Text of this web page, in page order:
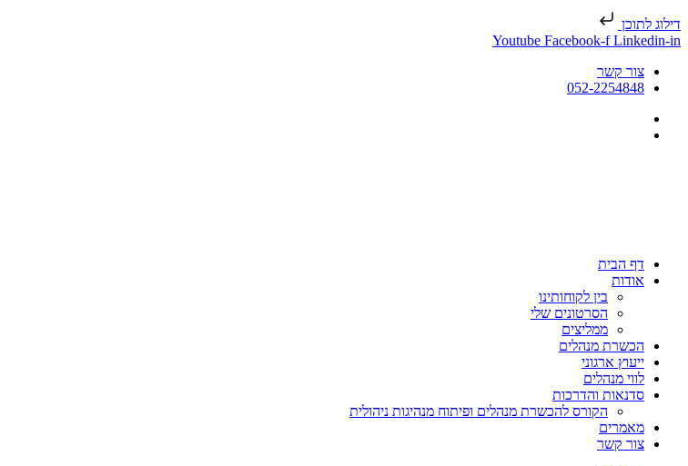
דילוג לתוכן
Youtube Facebook-f Linkedin-in
צור קשר
052-2254848
דף הבית
אודות
בין לקוחותינו
הסרטונים שלי
ממליצים
הכשרת מנהלים
ייעוץ ארגוני
לווי מנהלים
סדנאות והדרכות
הקורס להכשרת מנהלים ופיתוח מנהיגות ניהולית
מאמרים
צור קשר